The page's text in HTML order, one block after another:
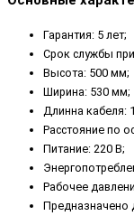
Гарантия: 5 лет;
Срок службы
Высота: 500 мм;
Ширина: 530 мм;
Длинна кабеля:
Расстояние по
Питание: 220 В;
Рабочее
Предназначено